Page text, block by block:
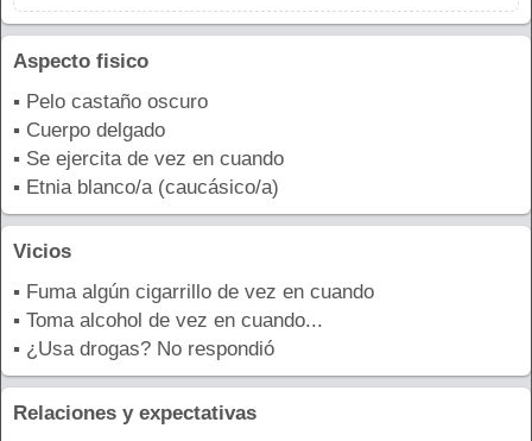
Aspecto fisico
▪ Pelo castaño oscuro
▪ Cuerpo delgado
▪ Se ejercita de vez en cuando
▪ Etnia blanco/a (caucásico/a)
Vicios
▪ Fuma algún cigarrillo de vez en cuando
▪ Toma alcohol de vez en cuando...
▪ ¿Usa drogas? No respondió
Relaciones y expectativas